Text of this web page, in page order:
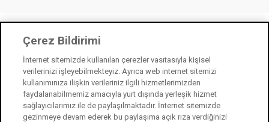
Çerez Bildirimi
İnternet sitemizde kullanılan çerezler vasıtasıyla kişisel
verilerinizi işleyebilmekteyiz. Ayrıca web internet sitemizi
kullanımınıza ilişkin verileriniz ilgili hizmetlerimizden
faydalanabilmemiz amacıyla yurt dışında yerleşik hizmet
sağlayıcılarımız ile de paylaşılmaktadır. İnternet sitemizde
gezinmeye devam ederek bu paylaşıma açık rıza verdiğinizi